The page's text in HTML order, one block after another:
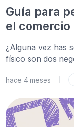
Guía para
el comercio
¿Alguna vez has
físico son dos
hace 4 meses